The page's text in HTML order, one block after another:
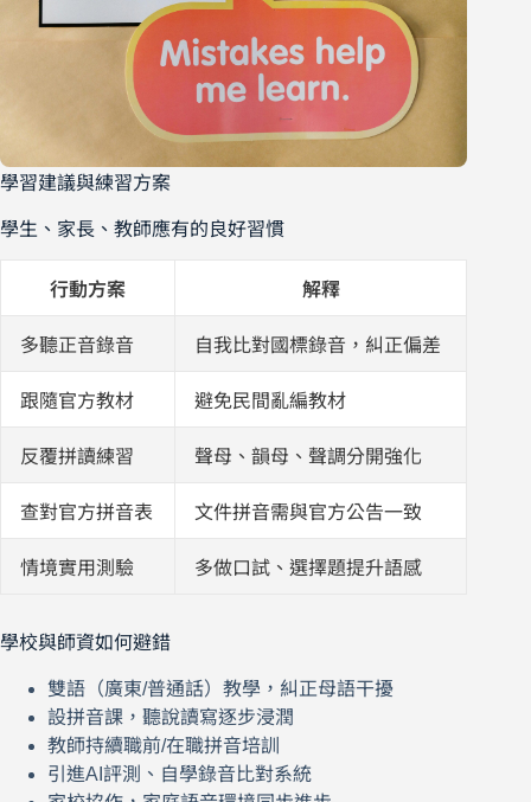
學習建議與練習方案
學生、家長、教師應有的良好習慣
行動方案 解釋
多聽正音錄音 自我比對國標錄音，糾正偏差
跟隨官方教材 避免民間亂編教材
反覆拼讀練習 聲母、韻母、聲調分開強化
查對官方拼音表 文件拼音需與官方公告一致
情境實用測驗 多做口試、選擇題提升語感
學校與師資如何避錯
雙語（廣東/普通話）教學，糾正母語干擾
設拼音課，聽說讀寫逐步浸潤
教師持續職前/在職拼音培訓
引進AI評測、自學錄音比對系統